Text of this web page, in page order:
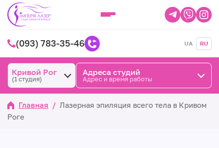
(093) 783-35-46 UA RU
Кривой Рог
(1 студия)
Адреса студий
Адрес и время работы
Главная / Лазерная эпиляция всего тела в Кривом
Роге